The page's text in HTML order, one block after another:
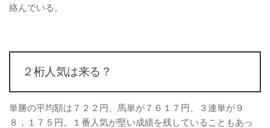
絡んでいる。
２桁人気は来る？
単勝の平均額は７２２円、馬単が７６１７円、３連単が９
８，１７５円。１番人気が堅い成績を残していることもあっ